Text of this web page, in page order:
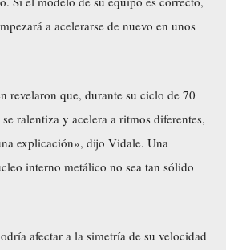
a acelerarse de nuevo en unos
revelaron que, durante su ciclo de 70
ralentiza y acelera a ritmos diferentes,
explicación», dijo Vidale. Una
interno metálico no sea tan sólido
afectar a la simetría de su velocidad